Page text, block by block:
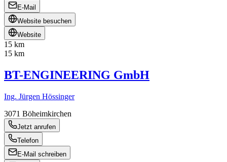
E-Mail
Website besuchen
Website
15 km
15 km
BT-ENGINEERING GmbH
Ing. Jürgen Hössinger
3071 Böheimkirchen
Jetzt anrufen
Telefon
E-Mail schreiben